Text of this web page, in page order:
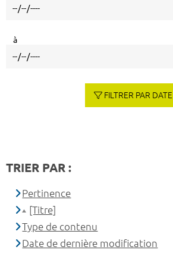
à
FILTRER PAR DATE
TRIER PAR :
Pertinence
[Titre]
Type de contenu
Date de dernière modification